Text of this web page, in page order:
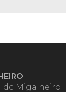
do Migalheiro